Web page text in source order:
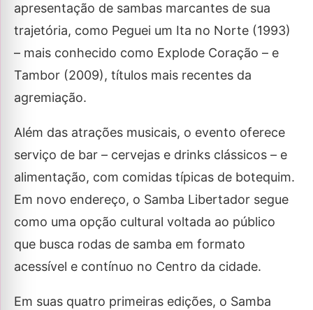
apresentação de sambas marcantes de sua
trajetória, como Peguei um Ita no Norte (1993)
– mais conhecido como Explode Coração – e
Tambor (2009), títulos mais recentes da
agremiação.
Além das atrações musicais, o evento oferece
serviço de bar – cervejas e drinks clássicos – e
alimentação, com comidas típicas de botequim.
Em novo endereço, o Samba Libertador segue
como uma opção cultural voltada ao público
que busca rodas de samba em formato
acessível e contínuo no Centro da cidade.
Em suas quatro primeiras edições, o Samba